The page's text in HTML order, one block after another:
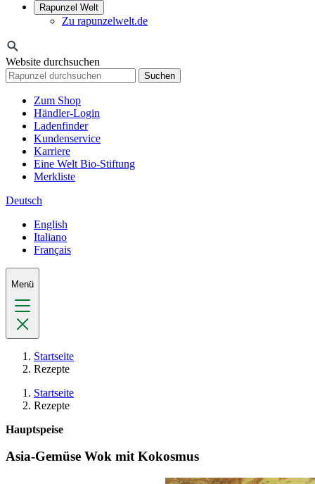
Rapunzel Welt
Zu rapunzelwelt.de
Website durchsuchen
Suchen
Zum Shop
Händler-Login
Ladenfinder
Kundenservice
Karriere
Eine Welt Bio-Stiftung
Merkliste
Deutsch
English
Italiano
Français
Menü
Startseite
Rezepte
Startseite
Rezepte
Hauptspeise
Asia-Gemüse Wok mit Kokosmus